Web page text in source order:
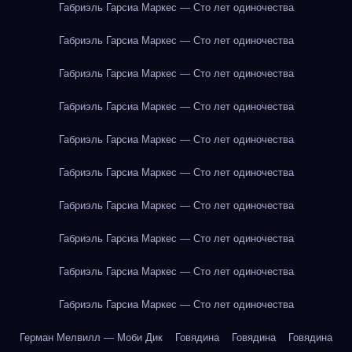
Габриэль Гарсиа Маркес — Сто лет одиночества
Габриэль Гарсиа Маркес — Сто лет одиночества
Габриэль Гарсиа Маркес — Сто лет одиночества
Габриэль Гарсиа Маркес — Сто лет одиночества
Габриэль Гарсиа Маркес — Сто лет одиночества
Габриэль Гарсиа Маркес — Сто лет одиночества
Габриэль Гарсиа Маркес — Сто лет одиночества
Габриэль Гарсиа Маркес — Сто лет одиночества
Габриэль Гарсиа Маркес — Сто лет одиночества
Габриэль Гарсиа Маркес — Сто лет одиночества
Герман Мелвилл — Моби Дик Говядина Говядина Говядина